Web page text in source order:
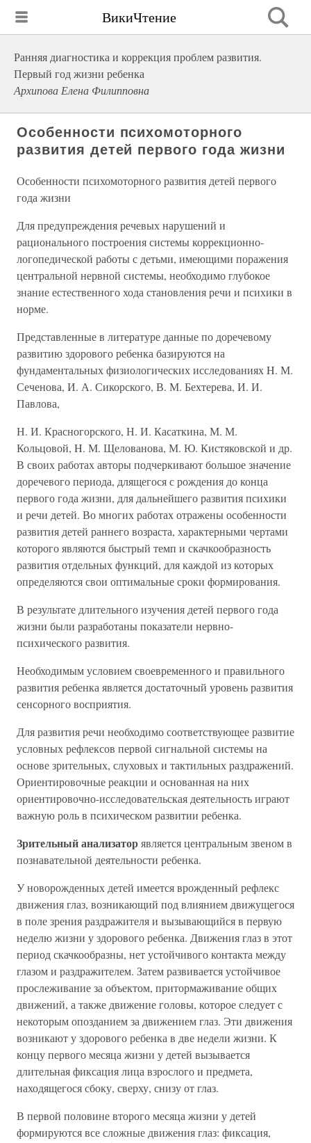
ВикиЧтение
Ранняя диагностика и коррекция проблем развития.
Первый год жизни ребенка
Архипова Елена Филипповна
Особенности психомоторного
развития детей первого года жизни
Особенности психомоторного развития детей первого
года жизни
Для предупреждения речевых нарушений и
рационального построения системы коррекционно-
логопедической работы с детьми, имеющими поражения
центральной нервной системы, необходимо глубокое
знание естественного хода становления речи и психики в
норме.
Представленные в литературе данные по доречевому
развитию здорового ребенка базируются на
фундаментальных физиологических исследованиях H. М.
Сеченова, И. А. Сикорского, В. М. Бехтерева, И. И.
Павлова,
Н. И. Красногорского, Н. И. Касаткина, М. М.
Кольцовой, H. М. Щелованова, М. Ю. Кистяковской и др.
В своих работах авторы подчеркивают большое значение
доречевого периода, длящегося с рождения до конца
первого года жизни, для дальнейшего развития психики
и речи детей. Во многих работах отражены особенности
развития детей раннего возраста, характерными чертами
которого являются быстрый темп и скачкообразность
развития отдельных функций, для каждой из которых
определяются свои оптимальные сроки формирования.
В результате длительного изучения детей первого года
жизни были разработаны показатели нервно-
психического развития.
Необходимым условием своевременного и правильного
развития ребенка является достаточный уровень развития
сенсорного восприятия.
Для развития речи необходимо соответствующее развитие
условных рефлексов первой сигнальной системы на
основе зрительных, слуховых и тактильных раздражений.
Ориентировочные реакции и основанная на них
ориентировочно-исследовательская деятельность играют
важную роль в психическом развитии ребенка.
Зрительный анализаторявляется центральным звеном в
познавательной деятельности ребенка.
У новорожденных детей имеется врожденный рефлекс
движения глаз, возникающий под влиянием движущегося
в поле зрения раздражителя и вызывающийся в первую
неделю жизни у здорового ребенка. Движения глаз в этот
период скачкообразны, нет устойчивого контакта между
глазом и раздражителем. Затем развивается устойчивое
прослеживание за объектом, притормаживание общих
движений, а также движение головы, которое следует с
некоторым опозданием за движением глаз. Эти движения
возникают у здорового ребенка в две недели жизни. К
концу первого месяца жизни у детей вызывается
длительная фиксация лица взрослого и предмета,
находящегося сбоку, сверху, снизу от глаз.
В первой половине второго месяца жизни у детей
формируются все сложные движения глаз: фиксация,